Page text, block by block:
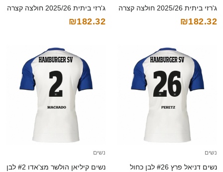
ג'רזי ביתית 2025/26 חולצה קצרה
₪182.32
ג'רזי ביתית 2025/26 חולצה קצרה
₪182.32
נשים
נשים דניאל פרץ #26 לבן כחול
נשים
נשים קיליאן הולשר מצ'אדו #2 לבן